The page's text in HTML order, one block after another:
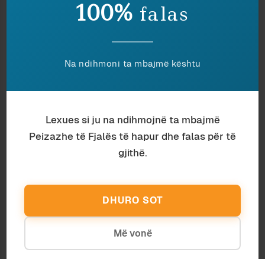
materializime të dëshirës.
do të vijë dita që një lojtar të ngrihet dhe të
me lojtarët virtualë të parametruar të gjithë
njëlloj:liberté, égalité, fraternité. Me kusht që
t’ua lërë “lojtarëve” të tjerë, atyre me duart në
© 2020, Peizazhe të fjalës™. Të gjitha të drejtat
Mua gjithnjë më ka pëlqyer Khedira, siç luan
me Juventusin në FIFA; pa çka se fushë është
100% falas
Na ndihmoni ta mbajmë kështu
Lexues si ju na ndihmojnë ta mbajmë
Peizazhe të Fjalës të hapur dhe falas për të
gjithë.
DHURO SOT
Më vonë